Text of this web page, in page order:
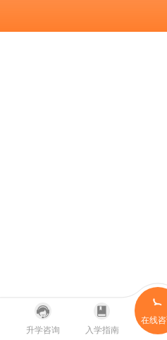
升学咨询 入学指南
在线